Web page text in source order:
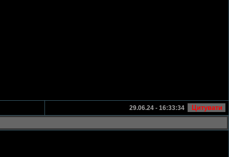
29.06.24 - 16:33:34